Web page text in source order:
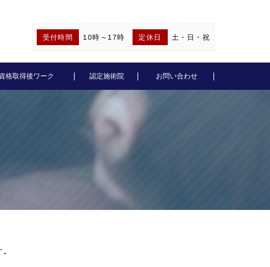
受付時間 10時～17時 定休日 土・日・祝
格取得後ワーク 認定施術院 お問い合わせ